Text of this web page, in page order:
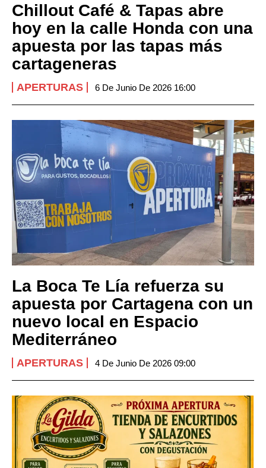
Chillout Café & Tapas abre
hoy en la calle Honda con una
apuesta por las tapas más
cartageneras
APERTURAS 6 De Junio De 2026 16:00
La Boca Te Lía refuerza su
apuesta por Cartagena con un
nuevo local en Espacio
Mediterráneo
APERTURAS 4 De Junio De 2026 09:00